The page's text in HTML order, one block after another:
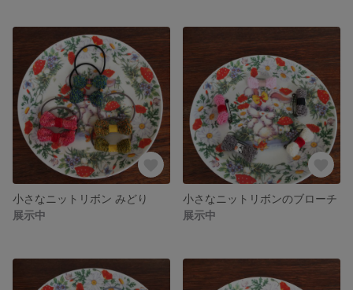
小さなニットリボン みどり
展示中
小さなニットリボンのブローチ
展示中